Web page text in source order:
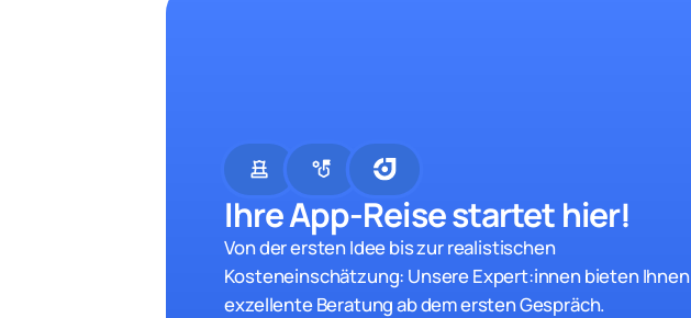
chess strategy
Ihre App-Reise startet hier!
Von der ersten Idee bis zur realistischen
Kosteneinschätzung: Unsere Expert:innen bieten Ihnen
exzellente Beratung ab dem ersten Gespräch.